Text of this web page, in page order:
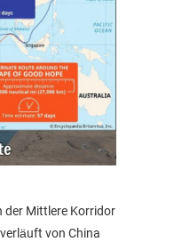
der Mittlere Korridor
von China